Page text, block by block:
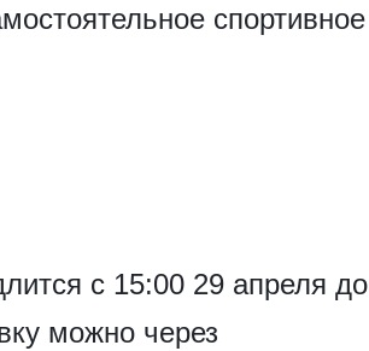
спортивное
с 15:00 29 апреля до
можно через